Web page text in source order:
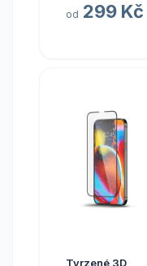
od 299 Kč
Tvrzené 3D